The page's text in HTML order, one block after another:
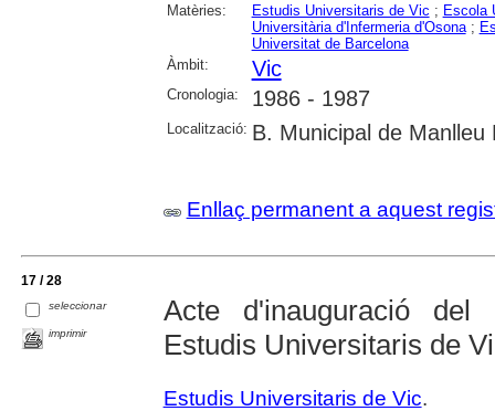
Matèries: Estudis Universitaris de Vic ; Escola
Universitària d'Infermeria d'Osona;
Universitat de Barcelona
Àmbit:
Vic
Cronologia: 1986 - 1987
Localització: B. Municipal de Manlleu
Enllaç permanent a aquest
17 / 28
seleccionar
imprimir
Acte d'inauguració del
Estudis Universitaris de
Estudis Universitaris de Vic.